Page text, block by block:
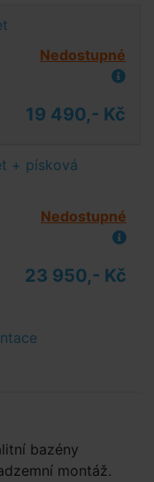
Nedostupné
19 490,- Kč
+ písková
Nedostupné
23 950,- Kč
bazény
montáž.